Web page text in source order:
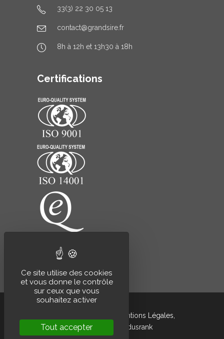
Ce site utilise des cookies
et vous donne le contrôle
sur ceux que vous
souhaitez activer
Tout accepter
33(3) 22 30 05 13
contact@grandsire.fr
8h à 12h et 13h30 à 18h
Certifications
Mentions Légales
développé par
Indusrank